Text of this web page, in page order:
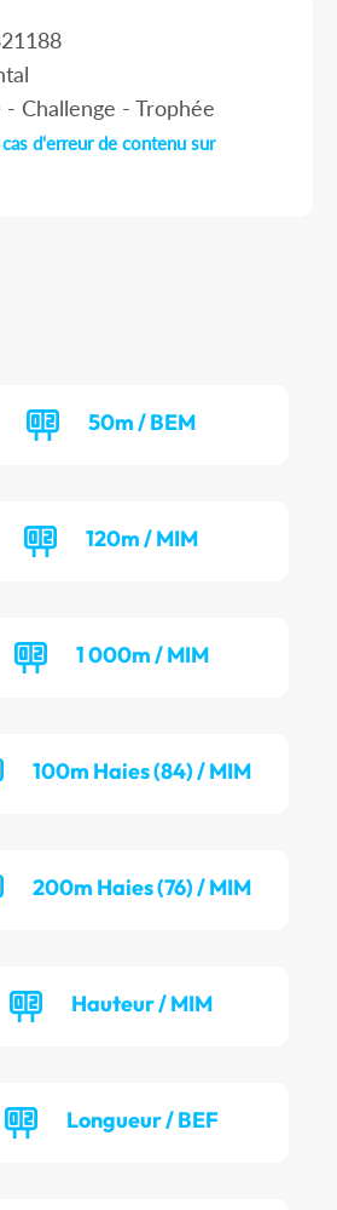
Challenge - Trophée
d'erreur de contenu sur
50m / BEM
120m / MIM
1 000m / MIM
100m Haies (84) / MIM
200m Haies (76) / MIM
Hauteur / MIM
Longueur / BEF